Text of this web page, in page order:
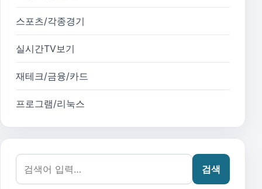
스포츠/각종경기
실시간TV보기
재테크/금융/카드
프로그램/리눅스
검색어:
검색